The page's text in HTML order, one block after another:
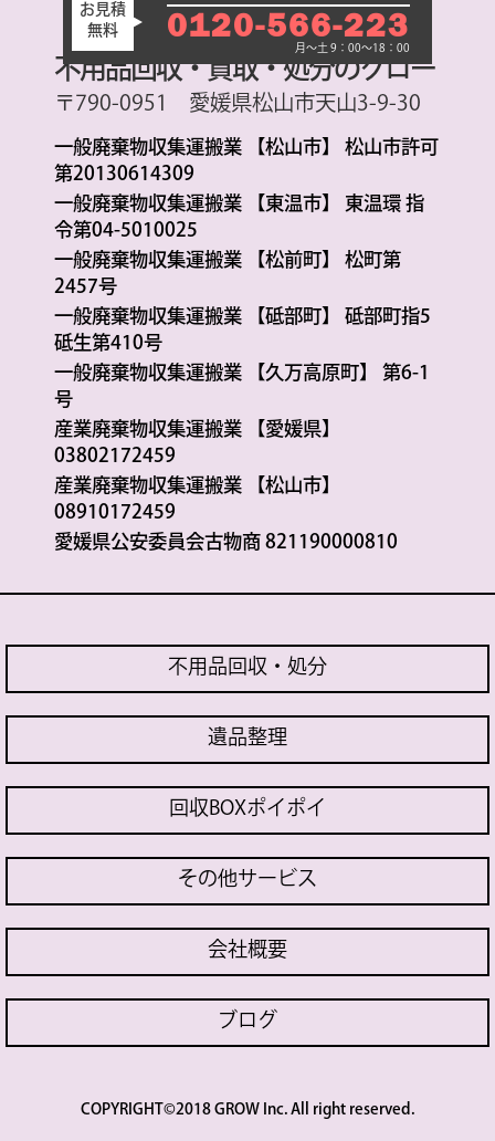
お見積
無料
0120-566-223
月～土 9：00～18：00
不用品回収・買取・処分のグロー
〒790-0951 愛媛県松山市天山3-9-30
一般廃棄物収集運搬業 【松山市】 松山市許可
第20130614309
一般廃棄物収集運搬業 【東温市】 東温環 指
令第04-5010025
一般廃棄物収集運搬業 【松前町】 松町第
2457号
一般廃棄物収集運搬業 【砥部町】 砥部町指5
砥生第410号
一般廃棄物収集運搬業 【久万高原町】 第6-1
号
産業廃棄物収集運搬業 【愛媛県】
03802172459
産業廃棄物収集運搬業 【松山市】
08910172459
愛媛県公安委員会古物商 821190000810
不用品回収・処分
遺品整理
回収BOXポイポイ
その他サービス
会社概要
ブログ
COPYRIGHT©2018 GROW Inc. All right reserved.